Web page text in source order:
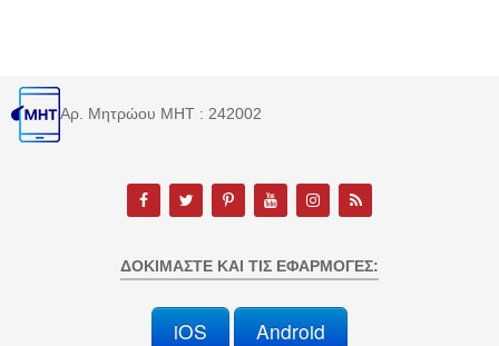
Αρ. Μητρώου MHT : 242002
ΔΟΚΙΜΆΣΤΕ ΚΑΙ ΤΙΣ ΕΦΑΡΜΟΓΈΣ:
iOS Android